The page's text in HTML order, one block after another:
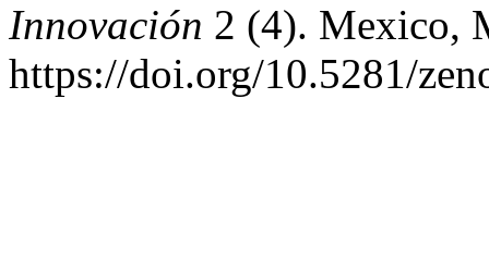
Innovación 2 (4). Mexico,
https://doi.org/10.5281/